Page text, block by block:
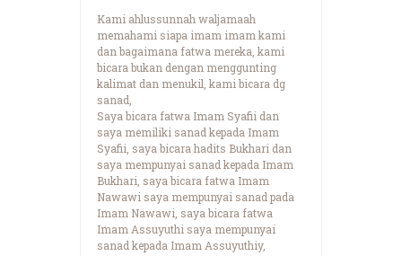
Kami ahlussunnah waljamaah
memahami siapa imam imam kami
dan bagaimana fatwa mereka, kami
bicara bukan dengan menggunting
kalimat dan menukil, kami bicara dg
sanad,
Saya bicara fatwa Imam Syafii dan
saya memiliki sanad kepada Imam
Syafii, saya bicara hadits Bukhari dan
saya mempunyai sanad kepada Imam
Bukhari, saya bicara fatwa Imam
Nawawi saya mempunyai sanad pada
Imam Nawawi, saya bicara fatwa
Imam Assuyuthi saya mempunyai
sanad kepada Imam Assuyuthiy,